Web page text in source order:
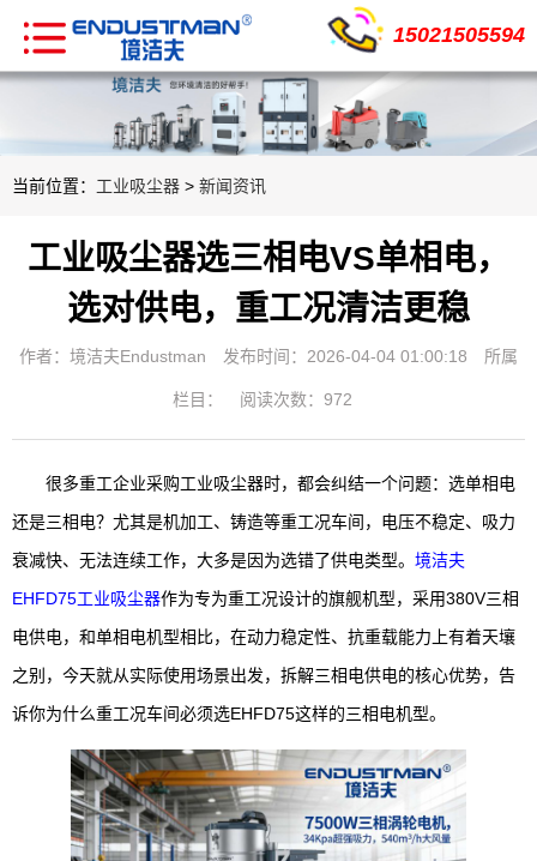
15021505594
当前位置： 工业吸尘器 > 新闻资讯
工业吸尘器选三相电VS单相电，
选对供电，重工况清洁更稳
作者：境洁夫Endustman 发布时间：2026-04-04 01:00:18 所属
栏目： 阅读次数：972
很多重工企业采购工业吸尘器时，都会纠结一个问题：选单相电
还是三相电？尤其是机加工、铸造等重工况车间，电压不稳定、吸力
衰减快、无法连续工作，大多是因为选错了供电类型。 境洁夫
EHFD75工业吸尘器作为专为重工况设计的旗舰机型，采用380V三相
电供电，和单相电机型相比，在动力稳定性、抗重载能力上有着天壤
之别，今天就从实际使用场景出发，拆解三相电供电的核心优势，告
诉你为什么重工况车间必须选EHFD75这样的三相电机型。